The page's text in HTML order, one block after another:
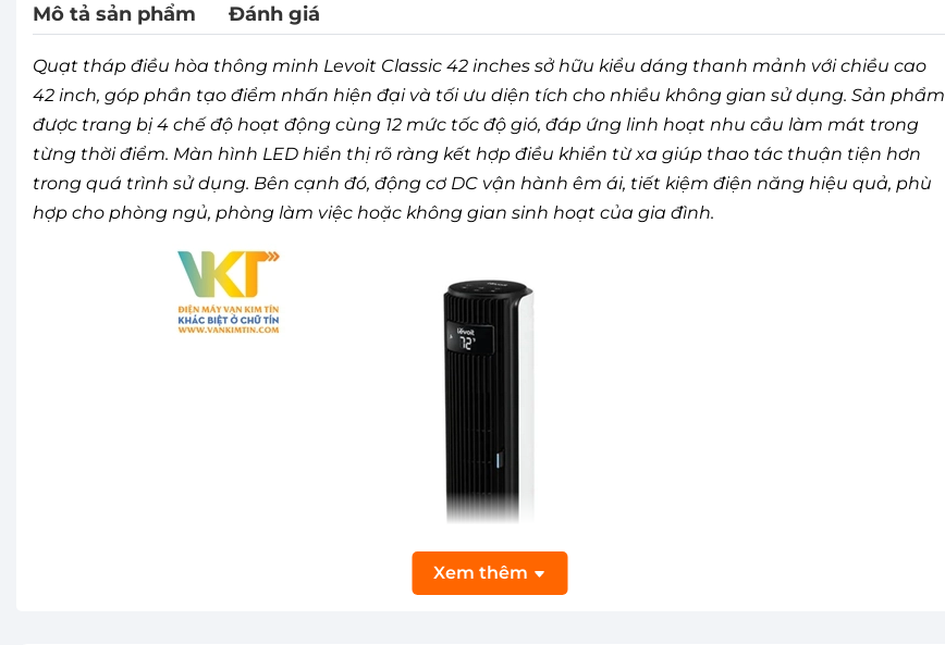
Mô tả sản phẩm Đánh giá
Quạt tháp điều hòa thông minh Levoit Classic 42 inches sở hữu kiểu dáng thanh mảnh với chiều cao
42 inch, góp phần tạo điểm nhấn hiện đại và tối ưu diện tích cho nhiều không gian sử dụng. Sản phẩm
được trang bị 4 chế độ hoạt động cùng 12 mức tốc độ gió, đáp ứng linh hoạt nhu cầu làm mát trong
từng thời điểm. Màn hình LED hiển thị rõ ràng kết hợp điều khiển từ xa giúp thao tác thuận tiện hơn
trong quá trình sử dụng. Bên cạnh đó, động cơ DC vận hành êm ái, tiết kiệm điện năng hiệu quả, phù
hợp cho phòng ngủ, phòng làm việc hoặc không gian sinh hoạt của gia đình.
Xem thêm